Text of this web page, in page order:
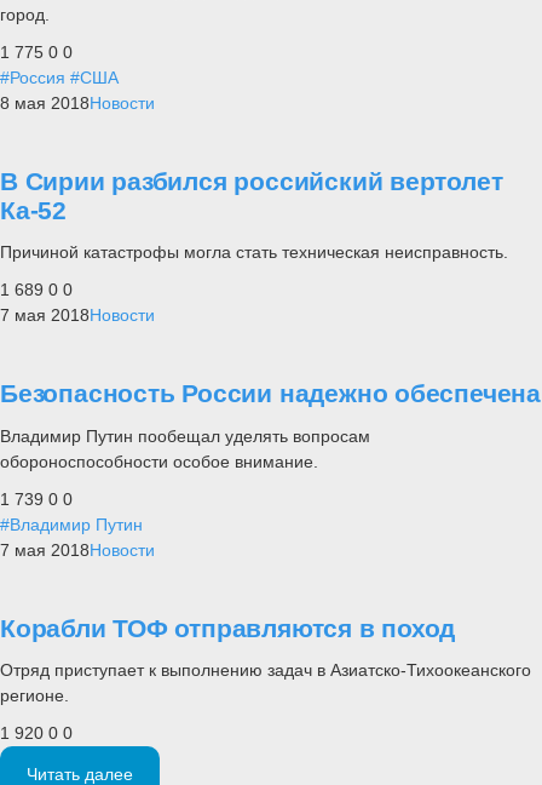
город.
1 775 0 0
#Россия #США
8 мая 2018Новости
В Сирии разбился российский вертолет
Ка-52
Причиной катастрофы могла стать техническая неисправность.
1 689 0 0
7 мая 2018Новости
Безопасность России надежно обеспечена
Владимир Путин пообещал уделять вопросам
обороноспособности особое внимание.
1 739 0 0
#Владимир Путин
7 мая 2018Новости
Корабли ТОФ отправляются в поход
Отряд приступает к выполнению задач в Азиатско-Тихоокеанского
регионе.
1 920 0 0
Читать далее